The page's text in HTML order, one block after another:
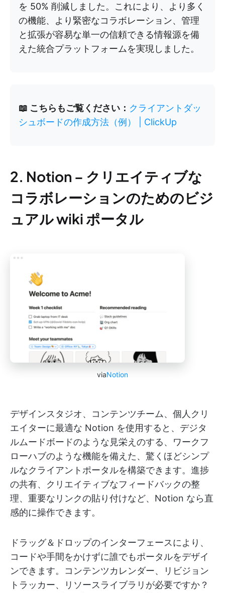
を 50% 削減しました。これにより、より多く
の機能、より緊密なコラボレーション、管理
と拡張が容易な単一の信頼できる情報源を備
えた統合プラットフォームを実現しました。
📖 こちらもご覧ください： クライアントダッ
シュボードの作成方法（例） | ClickUp
2. Notion – クリエイティブな
コラボレーションのためのビジ
ュアル wiki ポータル
viaNotion
デザインスタジオ、コンテンツチーム、個人クリ
エイターに最適な Notion を使用すると、デジタ
ルムードボードのような見栄えのする、ワークフ
ローハブのような機能を備えた、驚くほどシンプ
ルなクライアントポータルを構築できます。進捗
の共有、クリエイティブなフィードバックの整
理、重要なリンクの貼り付けなど、Notion なら直
感的に操作できます。
ドラッグ＆ドロップのインターフェースにより、
コードや手間をかけずに誰でもポータルをデザイ
ンできます。コンテンツカレンダー、リビジョン
トラッカー、リソースライブラリが必要ですか？